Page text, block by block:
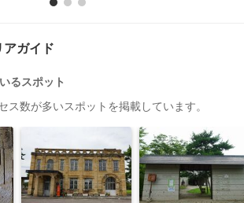
アガイド
るスポット
ス数が多いスポットを掲載しています。